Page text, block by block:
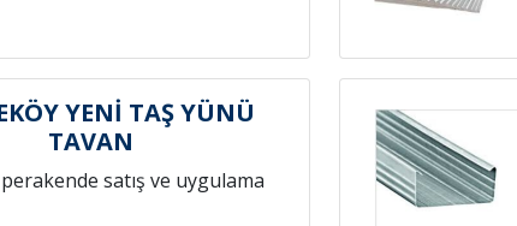
YENİ TAŞ YÜNÜ
TAVAN
satış ve uygulama